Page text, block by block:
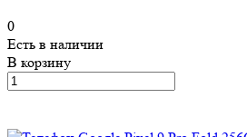
0
Есть в наличии
В корзину